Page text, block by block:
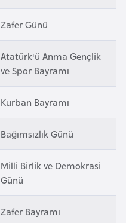
Zafer Günü
Atatürk'ü Anma Gençlik
ve Spor Bayramı
Kurban Bayramı
Bağımsızlık Günü
Milli Birlik ve Demokrasi
Günü
Zafer Bayramı